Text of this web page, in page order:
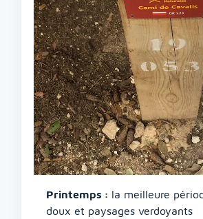
Printemps : la meilleure
doux et paysages verdoyants